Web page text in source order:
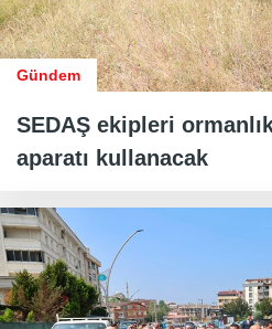
Gündem
SEDAŞ ekipleri
aparatı kullanacak